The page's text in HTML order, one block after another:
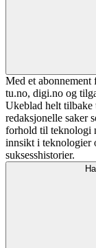
Med et
tu.no, digi.no og
Ukeblad helt
redaksjonelle saker
forhold til teknologi
innsikt i teknologier
suksesshistorier.